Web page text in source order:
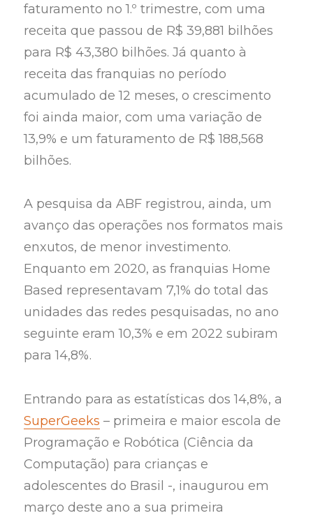
faturamento no 1.º trimestre, com uma
receita que passou de R$ 39,881 bilhões
para R$ 43,380 bilhões. Já quanto à
receita das franquias no período
acumulado de 12 meses, o crescimento
foi ainda maior, com uma variação de
13,9% e um faturamento de R$ 188,568
bilhões.
A pesquisa da ABF registrou, ainda, um
avanço das operações nos formatos mais
enxutos, de menor investimento.
Enquanto em 2020, as franquias Home
Based representavam 7,1% do total das
unidades das redes pesquisadas, no ano
seguinte eram 10,3% e em 2022 subiram
para 14,8%.
Entrando para as estatísticas dos 14,8%, a
SuperGeeks – primeira e maior escola de
Programação e Robótica (Ciência da
Computação) para crianças e
adolescentes do Brasil -, inaugurou em
março deste ano a sua primeira